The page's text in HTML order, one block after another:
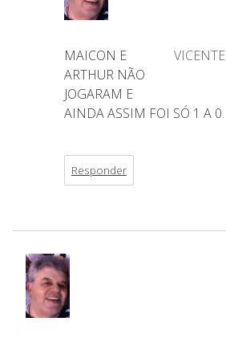
VICENTE
MAICON E
ARTHUR NÃO
JOGARAM E
AINDA ASSIM FOI SÓ 1 A 0.
Responder